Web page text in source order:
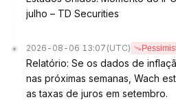
julho – TD Securities
2026-08-06 13:07 (UTC)
Relatório: Se os dados de
nas próximas semanas, Wach
as taxas de juros em setembro.